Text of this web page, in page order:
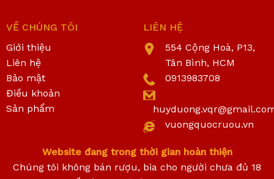
VỀ CHÚNG TÔI
Giới thiệu
Liên hệ
Bảo mật
Điều khoản
Sản phẩm
LIÊN HỆ
554 Cộng Hoà, P13,
Tân Bình, HCM
0913983708
vuongquocruou.vn
Website đang trong thời gian hoàn thiện
Chúng tôi không bán rượu, bia cho người chưa đủ 18